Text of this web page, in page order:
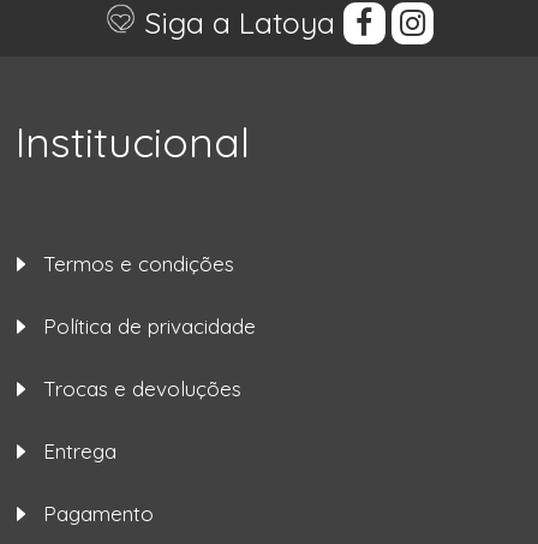
Siga a Latoya
Institucional
Termos e condições
Política de privacidade
Trocas e devoluções
Entrega
Pagamento